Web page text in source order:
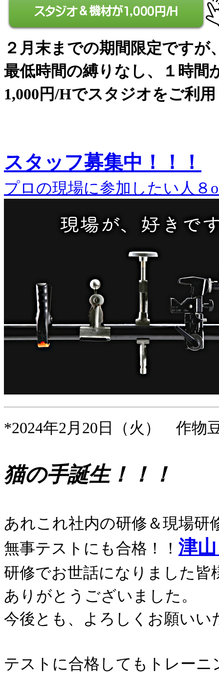
２月末までの期間限定ですが
最低時間の縛りなし、１時間
1,000円/Hでスタジオをご利
スタッフ募集中！！！
プロの現場に参加したい人８
*2024年2月20日（火） 作物
猫の手誕生！！！
あれこれ社内の研修＆現場研
無事テストにも合格！！ 津
研修でお世話になりました皆
ありがとうございました。
今後とも、よろしくお願いい
テストに合格してもトレーニ